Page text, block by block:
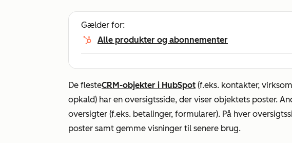
Gælder for:
Alle produkter og abonnementer
De flesteCRM-objekter i HubSpot (f.eks. kontakter,
opkald) har en oversigtsside, der viser objektets poster.
oversigter (f.eks. betalinger, formularer). På hver
poster samt gemme visninger til senere brug.